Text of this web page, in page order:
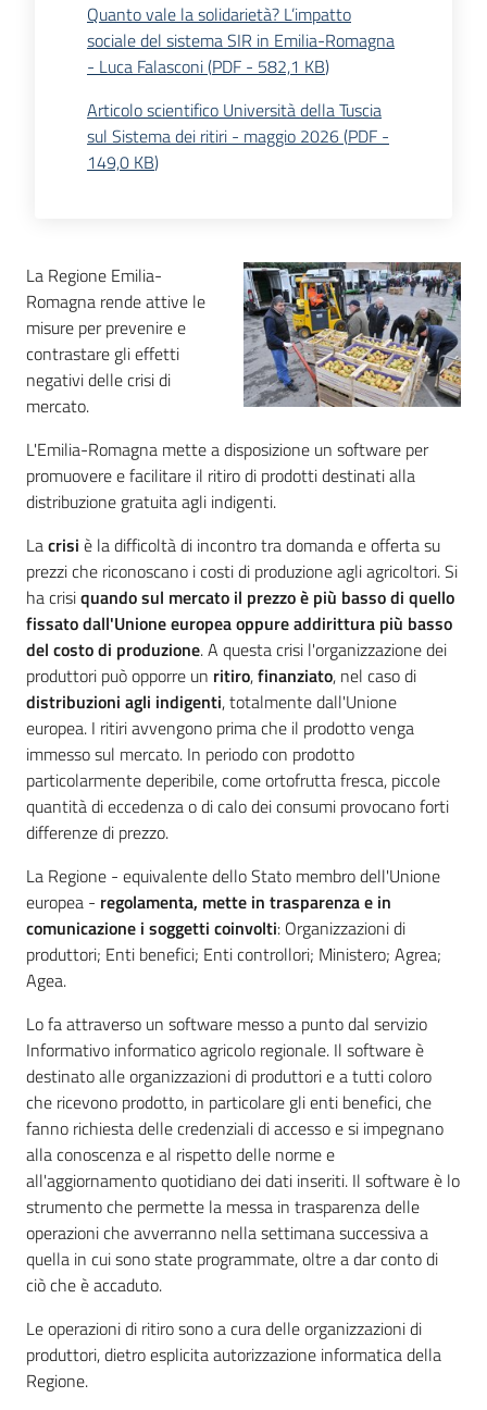
Quanto vale la solidarietà? L’impatto
sociale del sistema SIR in Emilia-Romagna
- Luca Falasconi(PDF - 582,1 KB)
Articolo scientifico Università della Tuscia
sul Sistema dei ritiri - maggio 2026(PDF -
149,0 KB)
La Regione Emilia-
Romagna rende attive le
misure per prevenire e
contrastare gli effetti
negativi delle crisi di
mercato.
L'Emilia-Romagna mette a disposizione un software per
promuovere e facilitare il ritiro di prodotti destinati alla
distribuzione gratuita agli indigenti.
Lacrisi è la difficoltà di incontro tra domanda e offerta su
prezzi che riconoscano i costi di produzione agli agricoltori. Si
ha crisiquando sul mercato il prezzo è più basso di quello
fissato dall'Unione europea oppure addirittura più basso
del costo di produzione. A questa crisi l'organizzazione dei
produttori può opporre un ritiro,finanziato, nel caso di
distribuzioni agli indigenti, totalmente dall'Unione
europea. I ritiri avvengono prima che il prodotto venga
immesso sul mercato. In periodo con prodotto
particolarmente deperibile, come ortofrutta fresca, piccole
quantità di eccedenza o di calo dei consumi provocano forti
differenze di prezzo.
La Regione - equivalente dello Stato membro dell'Unione
europea - regolamenta, mette in trasparenza e in
comunicazione i soggetti coinvolti: Organizzazioni di
produttori; Enti benefici; Enti controllori; Ministero; Agrea;
Agea.
Lo fa attraverso un software messo a punto dal servizio
Informativo informatico agricolo regionale. Il software è
destinato alle organizzazioni di produttori e a tutti coloro
che ricevono prodotto, in particolare gli enti benefici, che
fanno richiesta delle credenziali di accesso e si impegnano
alla conoscenza e al rispetto delle norme e
all'aggiornamento quotidiano dei dati inseriti. Il software è lo
strumento che permette la messa in trasparenza delle
operazioni che avverranno nella settimana successiva a
quella in cui sono state programmate, oltre a dar conto di
ciò che è accaduto.
Le operazioni di ritiro sono a cura delle organizzazioni di
produttori, dietro esplicita autorizzazione informatica della
Regione.